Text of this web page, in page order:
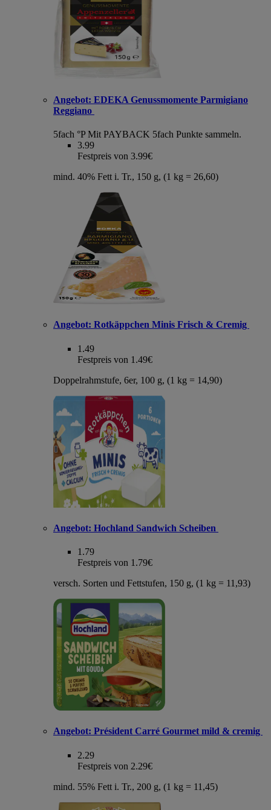
Angebot: EDEKA Genussmomente Parmigiano
Reggiano
5fach °P Mit PAYBACK 5fach Punkte sammeln.
3.99
Festpreis von 3.99€
mind. 40% Fett i. Tr., 150 g, (1 kg = 26,60)
Angebot: Rotkäppchen Minis Frisch & Cremig
1.49
Festpreis von 1.49€
Doppelrahmstufe, 6er, 100 g, (1 kg = 14,90)
Angebot: Hochland Sandwich Scheiben
1.79
Festpreis von 1.79€
versch. Sorten und Fettstufen, 150 g, (1 kg = 11,93)
Angebot: Président Carré Gourmet mild & cremig
2.29
Festpreis von 2.29€
mind. 55% Fett i. Tr., 200 g, (1 kg = 11,45)